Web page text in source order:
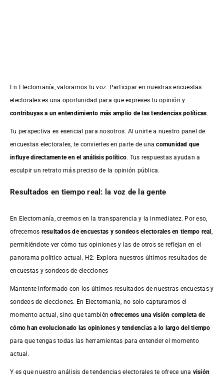
En Electomanía, valoramos tu voz. Participar en nuestras encuestas
electorales es una oportunidad para que expreses tu opinión y
contribuyas a un entendimiento más amplio de las tendencias políticas.
Tu perspectiva es esencial para nosotros. Al unirte a nuestro panel de
encuestas electorales, te conviertes en parte de unacomunidad que
influye directamente en el análisis político. Tus respuestas ayudan a
esculpir un retrato más preciso de la opinión pública.
Resultados en tiempo real: la voz de la gente
En Electomanía, creemos en la transparencia y la inmediatez. Por eso,
ofrecemos resultados deencuestas y sondeos electorales en tiempo real
permitiéndote ver cómo tus opiniones y las de otros se reflejan en el
panorama político actual. H2: Explora nuestros últimos resultados de
encuestas y sondeos de elecciones
Mantente informado con los últimos resultados de nuestras encuestasy
sondeos de elecciones. En Electomania, no solo capturamos el
momento actual, sino que tambiénofrecemos una visión completa de
cómo han evolucionado las opiniones y tendencias a lo largo del tiempo
para que tengas todas las herramientas para entender el momento
actual.
Y es que nuestro análisis de tendencias electorales te ofrece una visión